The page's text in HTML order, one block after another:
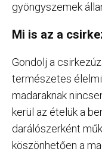
gyöngyszemek
Mi is az a
Gondolj a
természetes
madaraknak
kerül az ételük a
darálószerként
köszönhetően a